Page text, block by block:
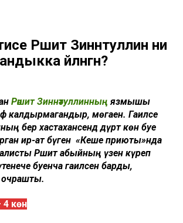
Рәшит Зиннәтуллин ни
әйләнгән?
Рәшит Зиннәтуллинның язмышы
калдырмагандыр, мөгаен. Гаиләсе
бер хастаханәсендә дүрт көн буе
ир-ат бүген «Кеше приюты»нда
Рәшит абыйның үзен күреп
буенча гаиләсенә барды,
очрашты.
4 көн